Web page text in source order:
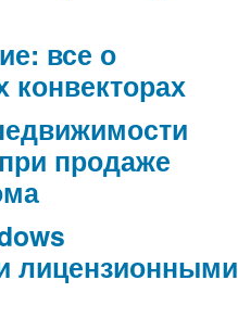
все о
конвекторах
продаже
лицензионными